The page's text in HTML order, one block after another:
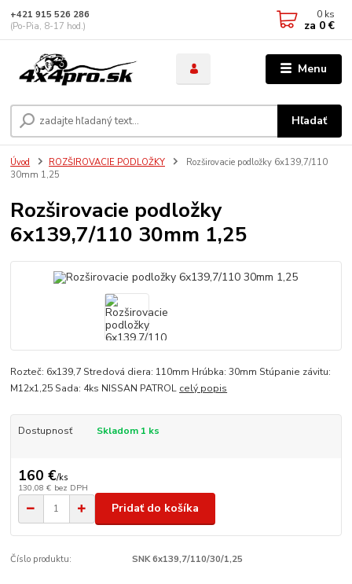
Menu
Hľadať
+421 915 526 286
(Po-Pia, 8-17 hod.)
0 ks
za 0 €
Úvod ROZŠIROVACIE PODLOŽKY
Rozširovacie podložky 6x139,7/110
30mm 1,25
Rozširovacie podložky
6x139,7/110 30mm 1,25
Rozteč: 6x139,7 Stredová diera: 110mm Hrúbka: 30mm Stúpanie závitu:
M12x1,25 Sada: 4ks NISSAN PATROL celý popis
Dostupnosť Skladom 1 ks
160 €/ks
130,08 € bez DPH
Pridať do košíka
Číslo produktu: SNK 6x139,7/110/30/1,25